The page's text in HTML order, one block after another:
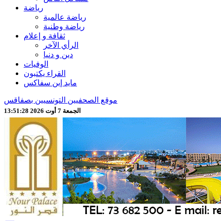
رياضة
رياضة عالمية
رياضة وطنية
ثقافة و إعلام
الرأي الآخر
دين و دنيا
الوفيات
القراء يكتبون
مايد إين سفاكس
موقع الصحفيين التونسيين بصفاقس
الجمعة 7 أوت 2026 13:51:30